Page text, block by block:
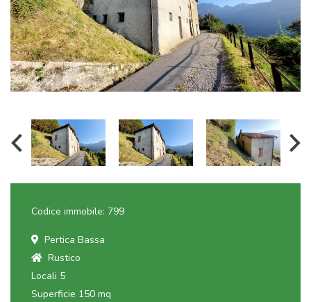
Codice immobile: 799
Pertica Bassa
Rustico
Locali 5
Superficie 150 mq